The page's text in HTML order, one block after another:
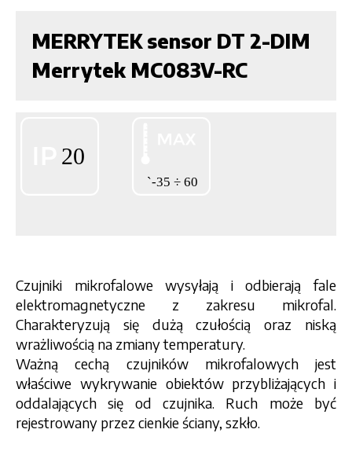
MERRYTEK sensor DT 2-DIM
Merrytek MC083V-RC
Czujniki mikrofalowe wysyłają i odbierają fale
elektromagnetyczne z zakresu mikrofal.
Charakteryzują się dużą czułością oraz niską
wrażliwością na zmiany temperatury.
Ważną cechą czujników mikrofalowych jest
właściwe wykrywanie obiektów przybliżających i
oddalających się od czujnika. Ruch może być
rejestrowany przez cienkie ściany, szkło.